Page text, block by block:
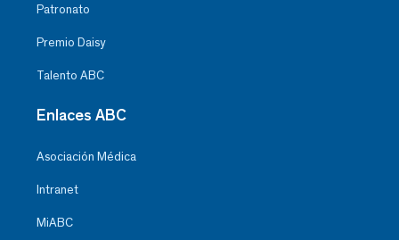
Patronato
Premio Daisy
Talento ABC
Enlaces ABC
Asociación Médica
Intranet
MiABC